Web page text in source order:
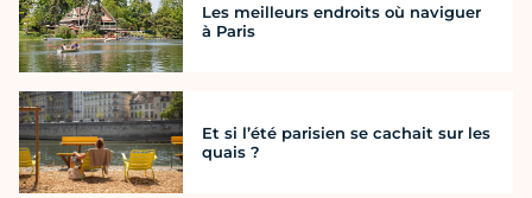
Les meilleurs endroits où naviguer
à Paris
Et si l’été parisien se cachait sur les
quais ?